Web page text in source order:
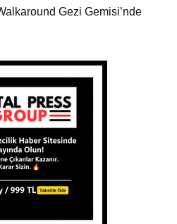
Gezi Gemisi’nde